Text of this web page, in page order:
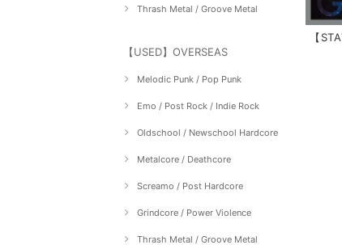
Thrash Metal / Groove Metal
【USED】OVERSEAS
Melodic Punk / Pop Punk
Emo / Post Rock / Indie Rock
Oldschool / Newschool Hardcore
Metalcore / Deathcore
Screamo / Post Hardcore
Grindcore / Power Violence
Thrash Metal / Groove Metal
【